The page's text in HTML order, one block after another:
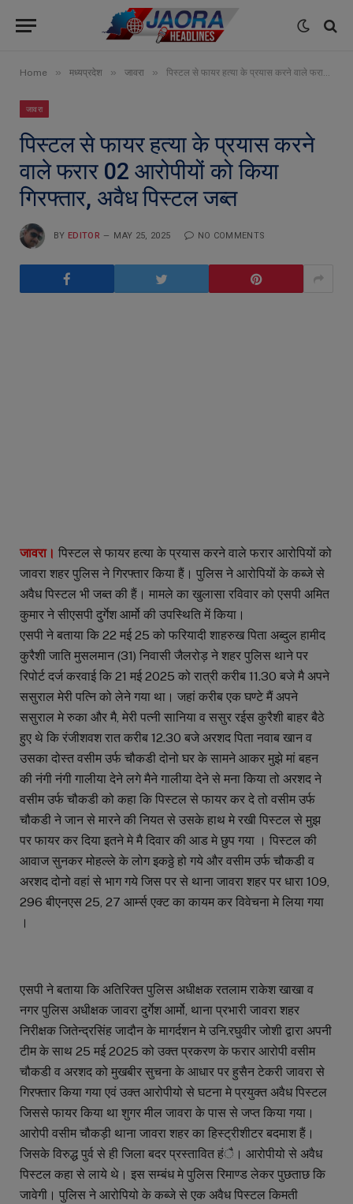
Home » मध्यप्रदेश » जावरा » पिस्टल से फायर हत्या के प्रयास करने वाले फरार 02 आरोपीयों को किया गिरफ्तार, अवैध पिस्टल जब्त
जावरा
पिस्टल से फायर हत्या के प्रयास करने
वाले फरार 02 आरोपीयों को किया
गिरफ्तार, अवैध पिस्टल जब्त
BY EDITOR MAY 25, 2025 NO COMMENTS
जावरा। पिस्टल से फायर हत्या के प्रयास करने वाले फरार आरोपियों को
जावरा शहर पुलिस ने गिरफ्तार किया हैं। पुलिस ने आरोपियों के कब्जे से
अवैध पिस्टल भी जब्त की हैं। मामले का खुलासा रविवार को एसपी अमित
कुमार ने सीएसपी दुर्गेश आर्मो की उपस्थिति में किया।
एसपी ने बताया कि 22 मई 25 को फरियादी शाहरुख पिता अब्दुल हामीद
कुरैशी जाति मुसलमान (31) निवासी जैलरोड़ ने शहर पुलिस थाने पर
रिपोर्ट दर्ज करवाई कि 21 मई 2025 को रात्री करीब 11.30 बजे मै अपने
ससुराल मेरी पत्नि को लेने गया था। जहां करीब एक घण्टे मैं अपने
ससुराल मे रुका और मै, मेरी पत्नी सानिया व ससुर रईस कुरैशी बाहर बैठे
हुए थे कि रंजीशवश रात करीब 12.30 बजे अरशद पिता नवाब खान व
उसका दोस्त वसीम उर्फ चौकडी दोनो घर के सामने आकर मुझे मां बहन
की नंगी नंगी गालीया देने लगे मैने गालीया देने से मना किया तो अरशद ने
वसीम उर्फ चौकडी को कहा कि पिस्टल से फायर कर दे तो वसीम उर्फ
चौकडी ने जान से मारने की नियत से उसके हाथ मे रखी पिस्टल से मुझ
पर फायर कर दिया इतने मे मै दिवार की आड मे छुप गया । पिस्टल की
आवाज सुनकर मोहल्ले के लोग इकठ्ठे हो गये और वसीम उर्फ चौकडी व
अरशद दोनो वहां से भाग गये जिस पर से थाना जावरा शहर पर धारा 109,
296 बीएनएस 25, 27 आर्म्स एक्ट का कायम कर विवेचना मे लिया गया
।
एसपी ने बताया कि अतिरिक्त पुलिस अधीक्षक रतलाम राकेश खाखा व
नगर पुलिस अधीक्षक जावरा दुर्गेश आर्मो, थाना प्रभारी जावरा शहर
निरीक्षक जितेन्द्रसिंह जादौन के मागर्दशन मे उनि.रघुवीर जोशी द्वारा अपनी
टीम के साथ 25 मई 2025 को उक्त प्रकरण के फरार आरोपी वसीम
चौकडी व अरशद को मुखबीर सुचना के आधार पर हुसैन टेकरी जावरा से
गिरफ्तार किया गया एवं उक्त आरोपीयो से घटना मे प्रयुक्त अवैध पिस्टल
जिससे फायर किया था शुगर मील जावरा के पास से जप्त किया गया।
आरोपी वसीम चौकड़ी थाना जावरा शहर का हिस्ट्रीशीटर बदमाश हैं।
जिसके विरुद्ध पुर्व से ही जिला बदर प्रस्तावित हंै। आरोपीयो से अवैध
पिस्टल कहा से लाये थे। इस सम्बंध मे पुलिस रिमाण्ड लेकर पुछताछ कि
जावेगी। पुलिस ने आरोपियो के कब्जे से एक अवैध पिस्टल किमती